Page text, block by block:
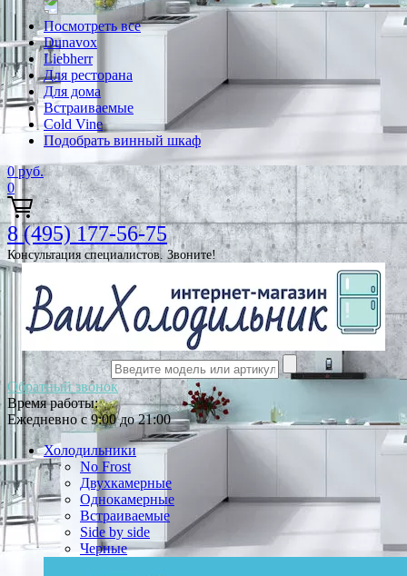
Посмотреть все
Dunavox
Liebherr
Для ресторана
Для дома
Встраиваемые
Cold Vine
Подобрать винный шкаф
0 руб.
0
8 (495) 177-56-75
Консультация специалистов. Звоните!
Обратный звонок
Время работы:
Ежедневно с 9:00 до 21:00
Холодильники
No Frost
Двухкамерные
Однокамерные
Встраиваемые
Side by side
Черные